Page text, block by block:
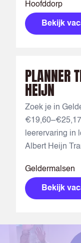
Hoofddorp
Bekijk
PLANNER
HEIJN
Geldermalsen
Zoek je in
leerervaring in
Albert Heijn
Bekijk